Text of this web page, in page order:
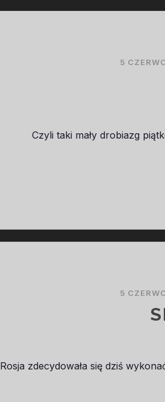
5
Czyli taki mały drobiazg
5
Rosja zdecydowała się dziś